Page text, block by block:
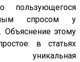
пользующегося
спросом у
Объяснение этому
в статьях
уникальная